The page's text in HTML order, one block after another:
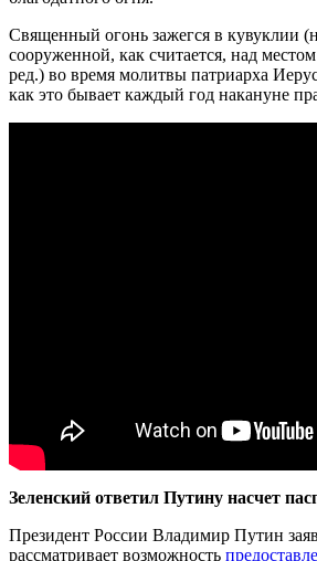
Священный огонь зажегся в кувуклии
сооруженной, как считается, над
ред.) во время молитвы патриарха
как это бывает каждый год накануне
Зеленский ответил Путину насчет
Президент России Владимир Путин
рассматривает возможность